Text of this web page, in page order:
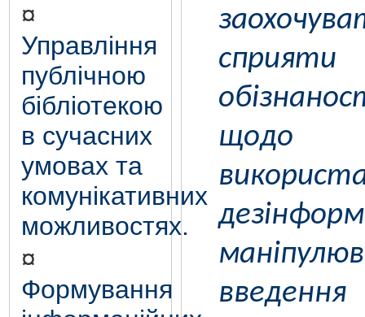
¤
Управління
публічною
бібліотекою
в сучасних
умовах та
комунікативних
можливостях.
¤
Формування
щодо